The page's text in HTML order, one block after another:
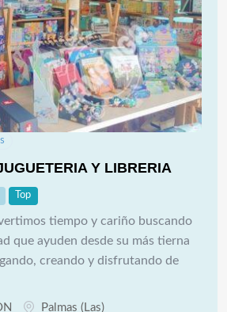
Y LIBRERIA
Top
tiempo y cariño buscando
que ayuden desde su más tierna
creando y disfrutando de
Palmas (Las)